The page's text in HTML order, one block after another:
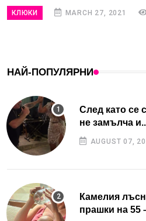
КЛЮКИ MARCH 27, 2021
НАЙ-ПОПУЛЯРНИ
След като се
не замълча
AUGUST 07,
Камелия
прашки на 55